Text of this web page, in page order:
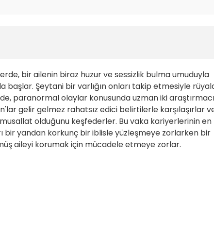
bir ailenin biraz huzur ve sessizlik bulma umuduyla
başlar. Şeytani bir varlığın onları takip etmesiyle
paranormal olaylar konusunda uzman iki araştırmacı
gelir gelmez rahatsız edici belirtilerle karşılaşırlar
olduğunu keşfederler. Bu vaka kariyerlerinin en
bir yandan korkunç bir iblisle yüzleşmeye zorlarken bir
aileyi korumak için mücadele etmeye zorlar.